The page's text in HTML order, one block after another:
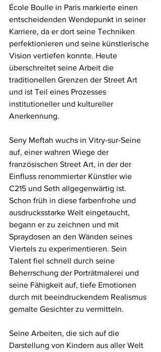
École Boulle in Paris markierte einen
entscheidenden Wendepunkt in seiner
Karriere, da er dort seine Techniken
perfektionieren und seine künstlerische
Vision vertiefen konnte. Heute
überschreitet seine Arbeit die
traditionellen Grenzen der Street Art
und ist Teil eines Prozesses
institutioneller und kultureller
Anerkennung.
Seny Meftah wuchs in Vitry-sur-Seine
auf, einer wahren Wiege der
französischen Street Art, in der der
Einfluss renommierter Künstler wie
C215 und Seth allgegenwärtig ist.
Schon früh in diese farbenfrohe und
ausdrucksstarke Welt eingetaucht,
begann er zu zeichnen und mit
Spraydosen an den Wänden seines
Viertels zu experimentieren. Sein
Talent fiel schnell durch seine
Beherrschung der Porträtmalerei und
seine Fähigkeit auf, tiefe Emotionen
durch mit beeindruckendem Realismus
gemalte Gesichter zu vermitteln.
Seine Arbeiten, die sich auf die
Darstellung von Kindern aus aller Welt